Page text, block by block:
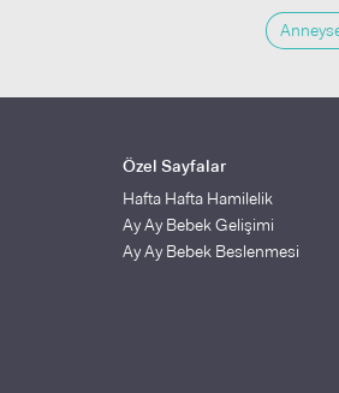
Özel Sayfalar
Hafta Hafta Hamilelik
Ay Ay Bebek Gelişimi
Ay Ay Bebek Beslenmesi